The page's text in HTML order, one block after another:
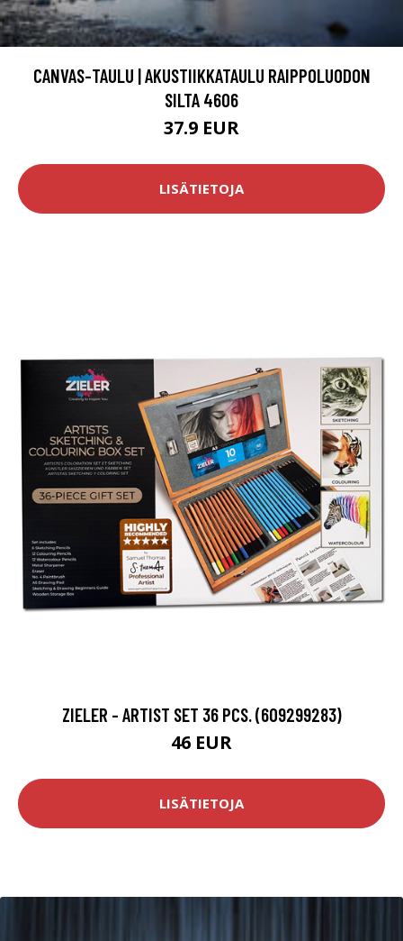
CANVAS-TAULU | AKUSTIIKKATAULU RAIPPOLUODON
SILTA 4606
37.9 EUR
LISÄTIETOJA
ZIELER - ARTIST SET 36 PCS. (609299283)
46 EUR
LISÄTIETOJA